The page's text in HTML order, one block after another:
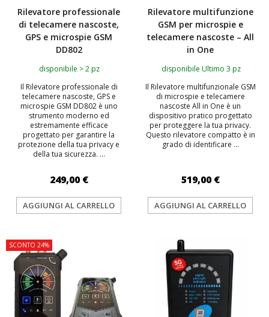
Rilevatore professionale
di telecamere nascoste,
GPS e microspie GSM
DD802
disponibile > 2 pz
Il Rilevatore professionale di
telecamere nascoste, GPS e
microspie GSM DD802 è uno
strumento moderno ed
estremamente efficace
progettato per garantire la
protezione della tua privacy e
della tua sicurezza. ...
249,00 €
AGGIUNGI AL CARRELLO
Rilevatore multifunzione
GSM per microspie e
telecamere nascoste – All
in One
disponibile Ultimo 3 pz
Il Rilevatore multifunzionale GSM
di microspie e telecamere
nascoste All in One è un
dispositivo pratico progettato
per proteggere la tua privacy.
Questo rilevatore compatto è in
grado di identificare ...
519,00 €
AGGIUNGI AL CARRELLO
SCONTO 24%